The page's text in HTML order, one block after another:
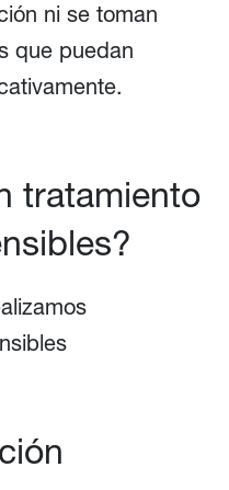
ni se toman
que puedan
tratamiento